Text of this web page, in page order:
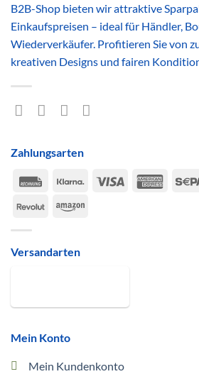
B2B-Shop bieten wir attraktive
Einkaufspreisen – ideal für Händler,
Wiederverkäufer. Profitieren Sie von
kreativen Designs und fairen
Mein Konto
Mein Kundenkonto
Zahlungsarten
Rechung
Klarna Visa
RevolutAmazon
Versandarten